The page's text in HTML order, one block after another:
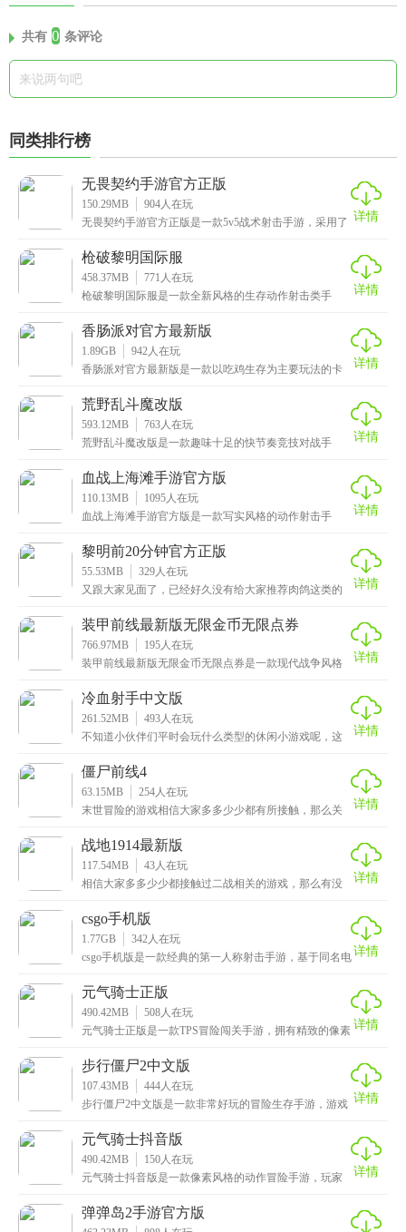
共有 0 条评论
同类排行榜
无畏契约手游官方正版
150.29MB 904人在玩
无畏契约手游官方正版是一款5v5战术射击手游，采用了 详情
枪破黎明国际服
458.37MB 771 人在玩
枪破黎明国际服是一款全新风格的生存动作射击类手
实，玩
详情
香肠派对官方最新版
1.89GB 942人在玩
香肠派对官方最新版是一款以吃鸡生存为主要玩法的卡
可
详情
荒野乱斗魔改版
593.12MB 763人在玩
荒野乱斗魔改版是一款趣味十足的快节奏竞技对战手
了未来
详情
血战上海滩手游官方版
110.13MB 1095人在玩
血战上海滩手游官方版是一款写实风格的动作射击手
这里的
详情
黎明前20分钟官方正版
55.53MB 329人在玩
又跟大家见面了，已经好久没有给大家推荐肉鸽这类的
版
详情
装甲前线最新版无限金币无限点券
766.97MB 195人在玩
装甲前线最新版无限金币无限点券是一款现代战争风格
力
详情
冷血射手中文版
261.52MB 493人在玩
不知道小伙伴们平时会玩什么类型的休闲小游戏呢，这
的动
详情
僵尸前线4
63.15MB 254人在玩
末世冒险的游戏相信大家多多少少都有所接触，那么关
家带
详情
战地1914最新版
117.54MB 43人在玩
相信大家多多少少都接触过二战相关的游戏，那么有没
详情
csgo手机版
1.77GB 342人在玩
csgo手机版是一款经典的第一人称射击手游，基于同名电详情
元气骑士正版
490.42MB 508人在玩
元气骑士正版是一款TPS冒险闯关手游，拥有精致的像素 详情
步行僵尸2中文版
107.43MB 444人在玩
步行僵尸2中文版是一款非常好玩的冒险生存手游，游戏
的
详情
元气骑士抖音版
490.42MB 150人在玩
元气骑士抖音版是一款像素风格的动作冒险手游，玩家
了，可
详情
弹弹岛2手游官方版